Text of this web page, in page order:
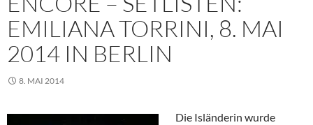
EMILIANA TORRINI, 8. MAI
2014 IN BERLIN
8. MAI 2014
Die Isländerin wurde